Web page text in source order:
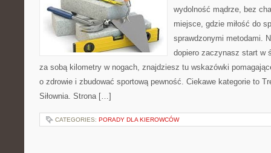
wydolność mądrze, bez
miejsce, gdzie miłość do
sprawdzonymi metodami.
dopiero zaczynasz start w
za sobą kilometry w nogach, znajdziesz tu wskazówki
o zdrowie i zbudować sportową pewność. Ciekawe kategorie to
Siłownia. Strona […]
CATEGORIES: PORADY DLA KIEROWCÓW